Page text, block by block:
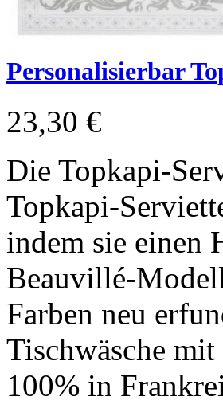
Personalisierbar
23,30 €
Die Topkapi-
Topkapi-
indem sie einen
Beauvillé-
Farben neu
Tischwäsche
100% in